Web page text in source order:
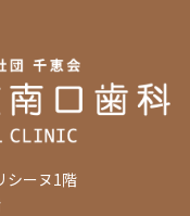
シーヌ1階